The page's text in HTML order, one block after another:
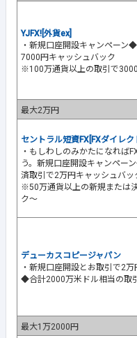
YJFX![外貨ex]
・新規口座開設キャンペーン
7000円キャッシュバック
※100万通貨以上の取引で
最大2万円
セントラル短資FX[FXダイレク
・もしわしのみかたになれば
う。新規口座開設キャンペー
済取引で2万円キャッシュバッ
※50万通貨以上の新規または
ク～
デューカスコピージャパン
・新規口座開設とお取引で2
◆合計2000万米ドル相当の取
最大1万2000円